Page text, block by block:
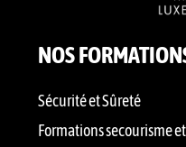
NOS
Sécurité et Sûreté
Formations secourisme